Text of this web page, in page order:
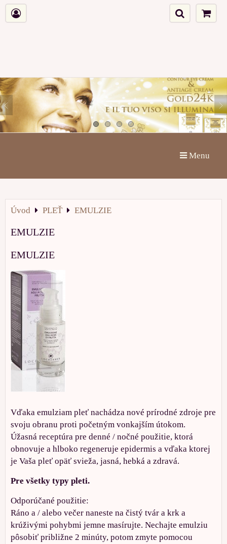
Menu
Úvod PLEŤ EMULZIE
EMULZIE
EMULZIE
Vďaka emulziam pleť nachádza nové prírodné zdroje pre
svoju obranu proti početným vonkajším útokom.
Úžasná receptúra pre denné / nočné použitie, ktorá
obnovuje a hlboko regeneruje epidermis a vďaka ktorej
je Vaša pleť opäť svieža, jasná, hebká a zdravá.
Pre všetky typy pleti.
Odporúčané použitie:
Ráno a / alebo večer naneste na čistý tvár a krk a
krúživými pohybmi jemne masírujte. Nechajte emulziu
pôsobiť približne 2 minúty, potom zmyte pomocou